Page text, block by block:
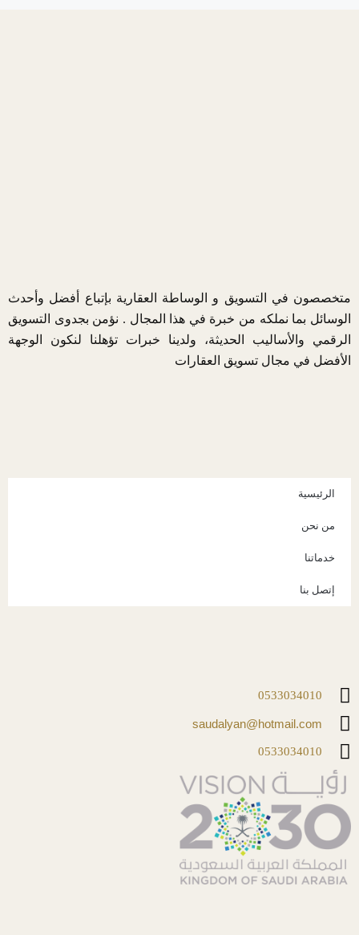
متخصصون في التسويق و الوساطة العقارية بإتباع أفضل وأحدث
الوسائل بما نملكه من خبرة في هذا المجال . نؤمن بجدوى التسويق
الرقمي والأساليب الحديثة، ولدينا خبرات تؤهلنا لنكون الوجهة
الأفضل في مجال تسويق العقارات
الرئيسية
من نحن
خدماتنا
إتصل بنا
0533034010
saudalyan@hotmail.com
0533034010